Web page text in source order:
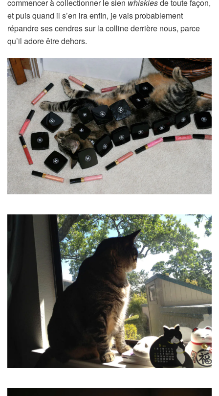
commencer à collectionner le sien whiskiesde toute façon,
et puis quand il s’en ira enfin, je vais probablement
répandre ses cendres sur la colline derrière nous, parce
qu’il adore être dehors.